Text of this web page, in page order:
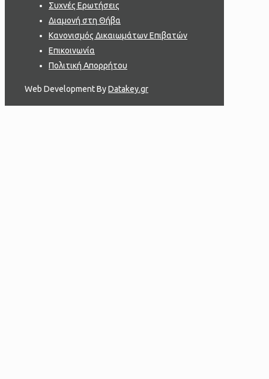
Συχνές Ερωτήσεις
Διαμονή στη Θήβα
Κανονισμός Δικαιωμάτων Επιβατών
Επικοινωνία
Πολιτική Απορρήτου
Web Development ByDatakey.gr